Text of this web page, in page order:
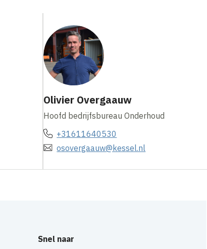
Olivier Overgaauw
Hoofd bedrijfsbureau Onderhoud
+31611640530
osovergaauw@kessel.nl
Snel naar